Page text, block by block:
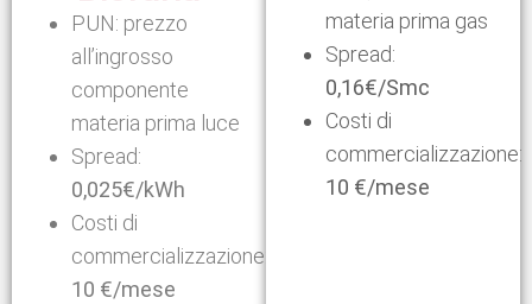
PUN: prezzo
all’ingrosso
componente
materia prima luce
Spread:
0,025€/kWh
Costi di
commercializzazione:
10 €/mese
materia prima gas
Spread:
0,16€/Smc
Costi di
commercializzazione:
10 €/mese